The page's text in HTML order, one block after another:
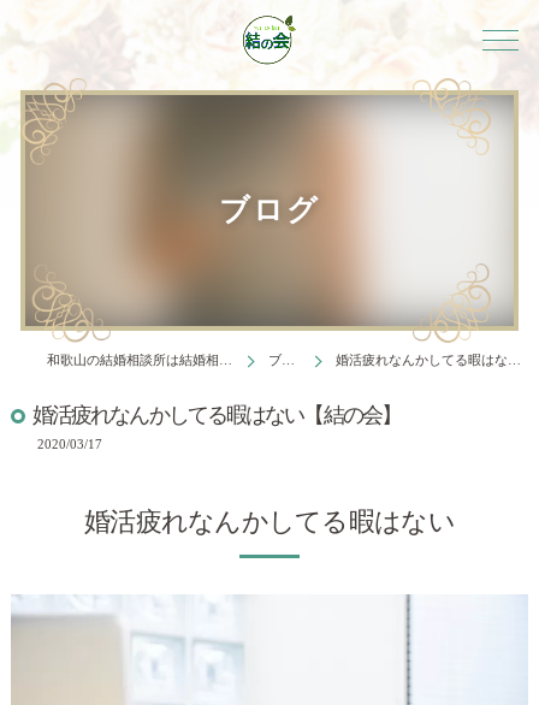
ブログ
ブログ 婚活疲れなんかしてる暇はない【結の会】
婚活疲れなんかしてる暇はない【結の会】
2020/03/17
婚活疲れなんかしてる暇はない